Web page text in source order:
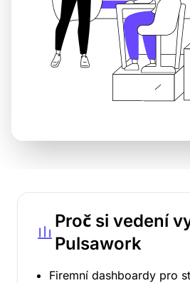
Proč si vedení
Pulsawork
Firemní dashboardy pro